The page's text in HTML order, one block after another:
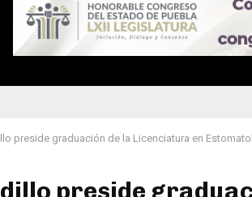
preside graduación de la Licenciatura en